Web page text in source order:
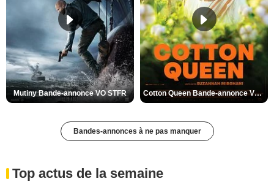
Mutiny Bande-annonce VO STFR Cotton Queen Bande-annonce VO STFR
Bandes-annonces à ne pas manquer
Top actus de la semaine